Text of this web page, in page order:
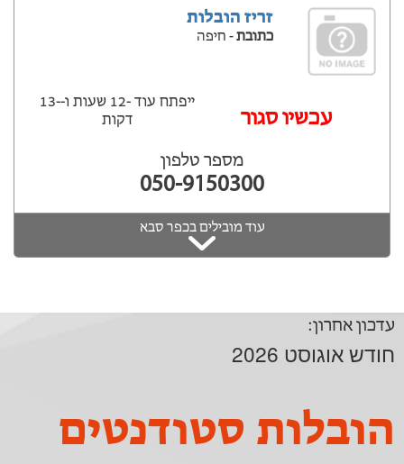
זריז הובלות
כתובת- חיפה
‫עכשיו סגור
ייפתח עוד -12 שעות ‫ו--13
דקות
מספר טלפון
050-9150300
עוד מובילים בכפר סבא
עדכון אחרון:
חודש אוגוסט 2026
הובלות סטודנטים